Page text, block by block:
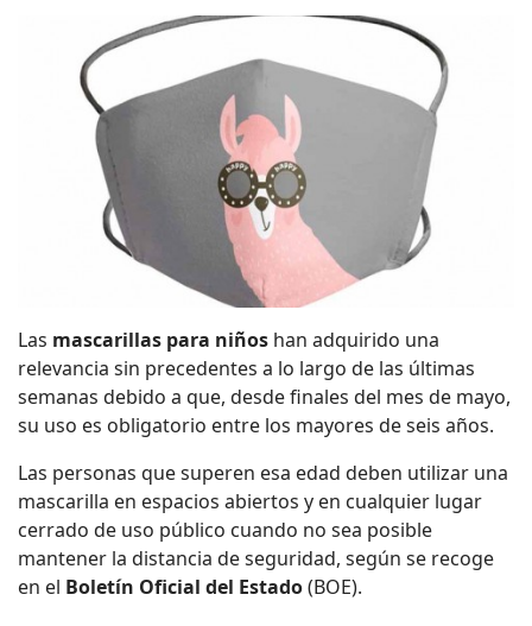
Las mascarillas para niños han adquirido una
relevancia sin precedentes a lo largo de las últimas
semanas debido a que, desde finales del mes de mayo,
su uso es obligatorio entre los mayores de seis años.
Las personas que superen esa edad deben utilizar una
mascarilla en espacios abiertos y en cualquier lugar
cerrado de uso público cuando no sea posible
mantener la distancia de seguridad, según se recoge
en el Boletín Oficial del Estado(BOE).